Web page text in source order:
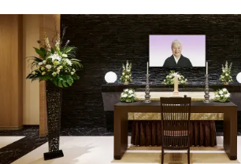
葬儀場一覧
葬儀プラン・料金
葬儀の事例・お客様の声
事前の相談・手順・方法